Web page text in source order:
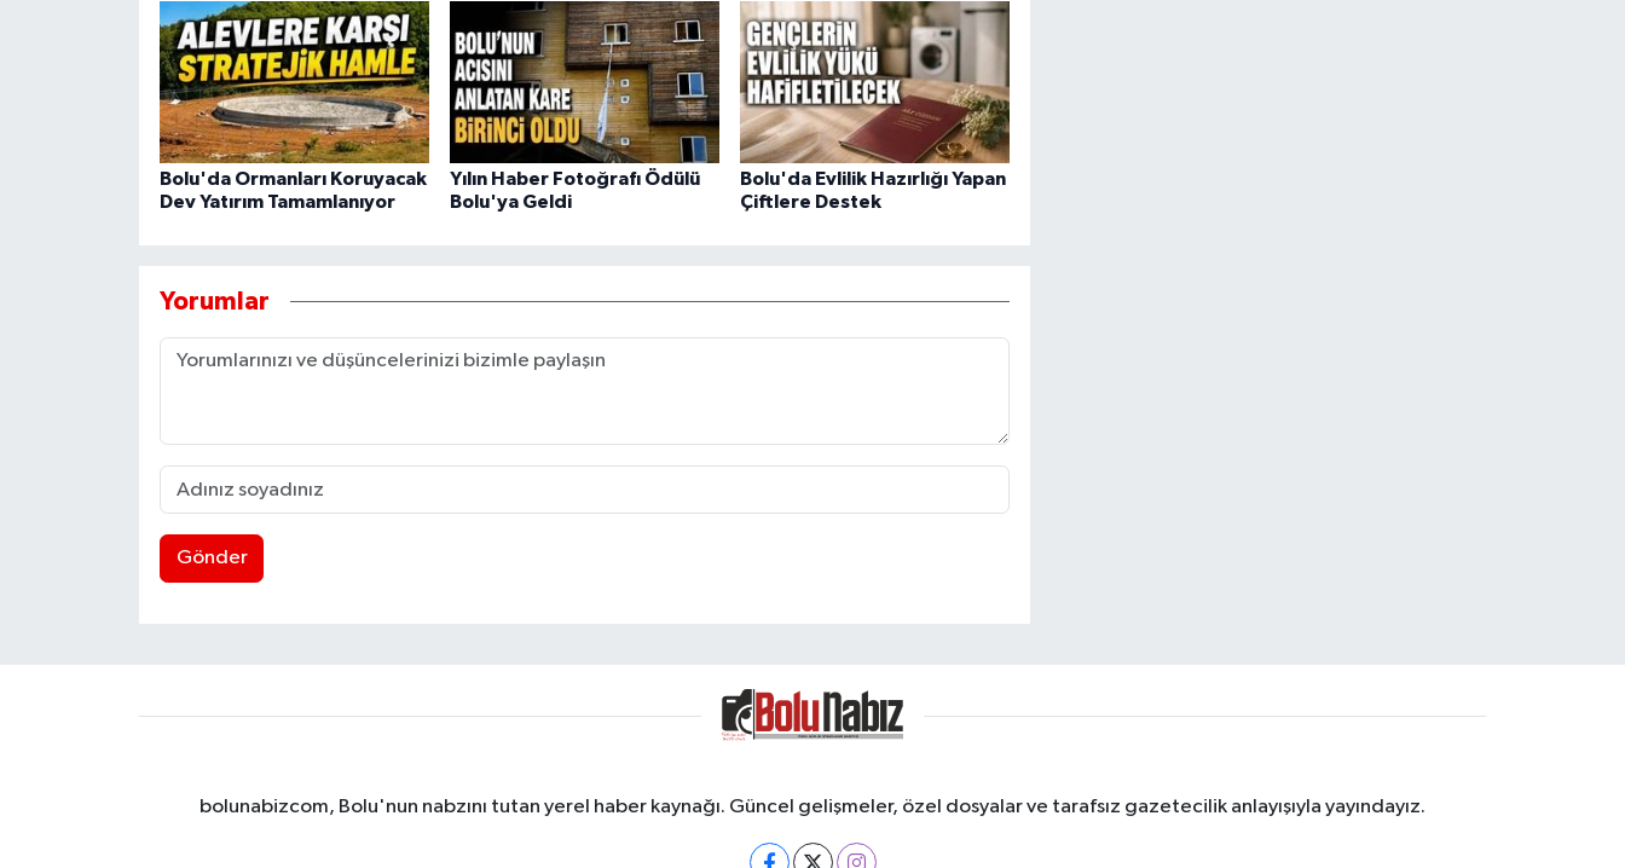
Bolu'da Ormanları Koruyacak
Dev Yatırım Tamamlanıyor
Yılın Haber Fotoğrafı Ödülü
Bolu'ya Geldi
Bolu'da Evlilik Hazırlığı Yapan
Çiftlere Destek
Yorumlar
Gönder
bolunabizcom, Bolu'nun nabzını tutan yerel haber kaynağı. Güncel gelişmeler, özel dosyalar ve tarafsız gazetecilik anlayışıyla yayındayız.